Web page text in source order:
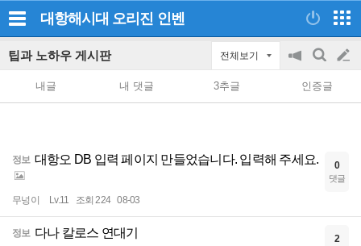
대항해시대 오리진 인벤
팁과 노하우 게시판 전체보기
공
on/off
검
색
글
쓰
내글 내 댓글 3추글 인증글
정보 대항오 DB 입력 페이지 만들었습니다. 입력해 주세요.
무넝이 Lv.11 조회 224 08-03
0
댓글
정보 다나 칼로스 연대기 2